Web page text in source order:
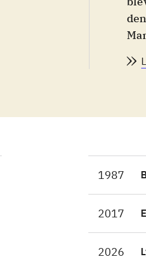
at
en,
til
1987
2017
2026